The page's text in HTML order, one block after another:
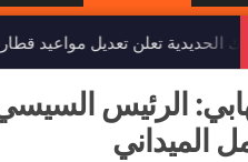
الحديدية تعلن تعديل مواعيد
الرئيس
الميداني